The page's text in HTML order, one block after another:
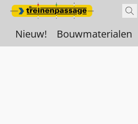
Nieuw! Bouwmaterialen